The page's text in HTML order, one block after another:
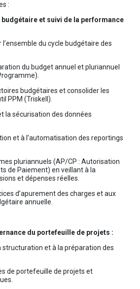
:
et suivi de la performance
du cycle budgétaire des
du budget annuel et pluriannuel
budgétaires et consolider les
PPM (Triskell).
la sécurisation des données
et à l’automatisation des reportings
pluriannuels (AP/CP : Autorisation
de Paiement) en veillant à la
et dépenses réelles.
d’apurement des charges et aux
annuelle.
du portefeuille de projets :
structuration et à la préparation des
de portefeuille de projets et